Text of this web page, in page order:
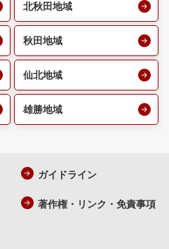
北秋田地域
秋田地域
仙北地域
雄勝地域
ガイドライン
著作権・リンク・免責事項